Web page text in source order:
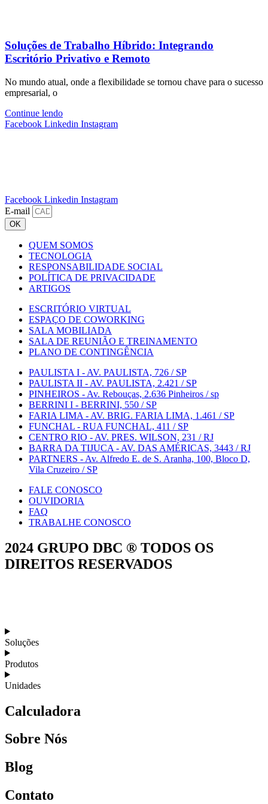
Soluções de Trabalho Híbrido: Integrando
Escritório Privativo e Remoto
No mundo atual, onde a flexibilidade se tornou chave para o sucesso
empresarial, o
Continue lendo
Facebook Linkedin Instagram
Facebook Linkedin Instagram
E-mail
OK
QUEM SOMOS
TECNOLOGIA
RESPONSABILIDADE SOCIAL
POLÍTICA DE PRIVACIDADE
ARTIGOS
ESCRITÓRIO VIRTUAL
ESPAÇO DE COWORKING
SALA MOBILIADA
SALA DE REUNIÃO E TREINAMENTO
PLANO DE CONTINGÊNCIA
PAULISTA I - AV. PAULISTA, 726 / SP
PAULISTA II - AV. PAULISTA, 2.421 / SP
PINHEIROS - Av. Rebouças, 2.636 Pinheiros / sp
BERRINI I - BERRINI, 550 / SP
FARIA LIMA - AV. BRIG. FARIA LIMA, 1.461 / SP
FUNCHAL - RUA FUNCHAL, 411 / SP
CENTRO RIO - AV. PRES. WILSON, 231 / RJ
BARRA DA TIJUCA - AV. DAS AMÉRICAS, 3443 / RJ
PARTNERS - Av. Alfredo E. de S. Aranha, 100, Bloco D,
Vila Cruzeiro / SP
FALE CONOSCO
OUVIDORIA
FAQ
TRABALHE CONOSCO
2024 GRUPO DBC ® TODOS OS
DIREITOS RESERVADOS
Soluções
Produtos
Unidades
Calculadora
Sobre Nós
Blog
Contato